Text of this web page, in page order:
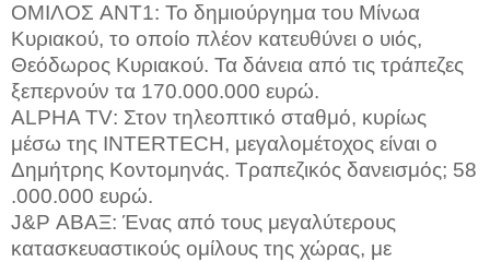
ΟΜΙΛΟΣ ANT1: Το δημιούργημα του Μίνωα
Κυριακού, το οποίο πλέον κατευθύνει ο υιός,
Θεόδωρος Κυριακού. Τα δάνεια από τις τράπεζες
ξεπερνούν τα 170.000.000 ευρώ.
ALPHA TV: Στον τηλεοπτικό σταθμό, κυρίως
μέσω της INTERTECH, μεγαλομέτοχος είναι ο
Δημήτρης Κοντομηνάς. Τραπεζικός δανεισμός; 58
.000.000 ευρώ.
J&P ΑΒΑΞ: Ένας από τους μεγαλύτερους
κατασκευαστικούς ομίλους της χώρας, με